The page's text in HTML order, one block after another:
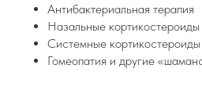
Антибактериальная терапия
Назальные кортикостероиды
Системные кортикостероиды
Гомеопатия и другие